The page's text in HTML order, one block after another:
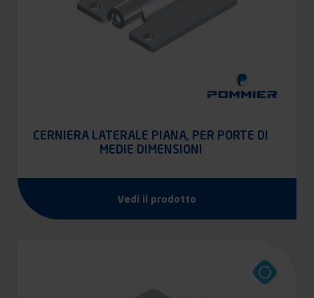
CERNIERA LATERALE PIANA, PER PORTE DI
MEDIE DIMENSIONI
Vedi il prodotto